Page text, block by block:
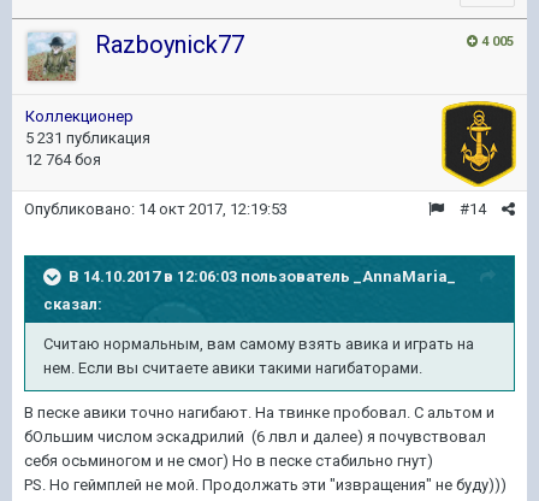
4 005
Razboynick77
Коллекционер
5 231 публикация
12 764 боя
#14
Опубликовано: 14 окт 2017, 12:19:53
В 14.10.2017 в 12:06:03 пользователь
_AnnaMaria_
сказал:
Считаю нормальным, вам самому взять авика и играть на
нем. Если вы считаете авики такими нагибаторами.
В песке авики точно нагибают. На твинке пробовал. С альтом и
бОльшим числом эскадрилий (6 лвл и далее) я почувствовал
себя осьминогом и не смог) Но в песке стабильно гнут)
PS. Но геймплей не мой. Продолжать эти "извращения" не буду)))